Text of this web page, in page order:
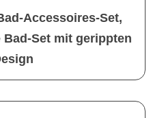
Accessoires-Set,
Set mit gerippten